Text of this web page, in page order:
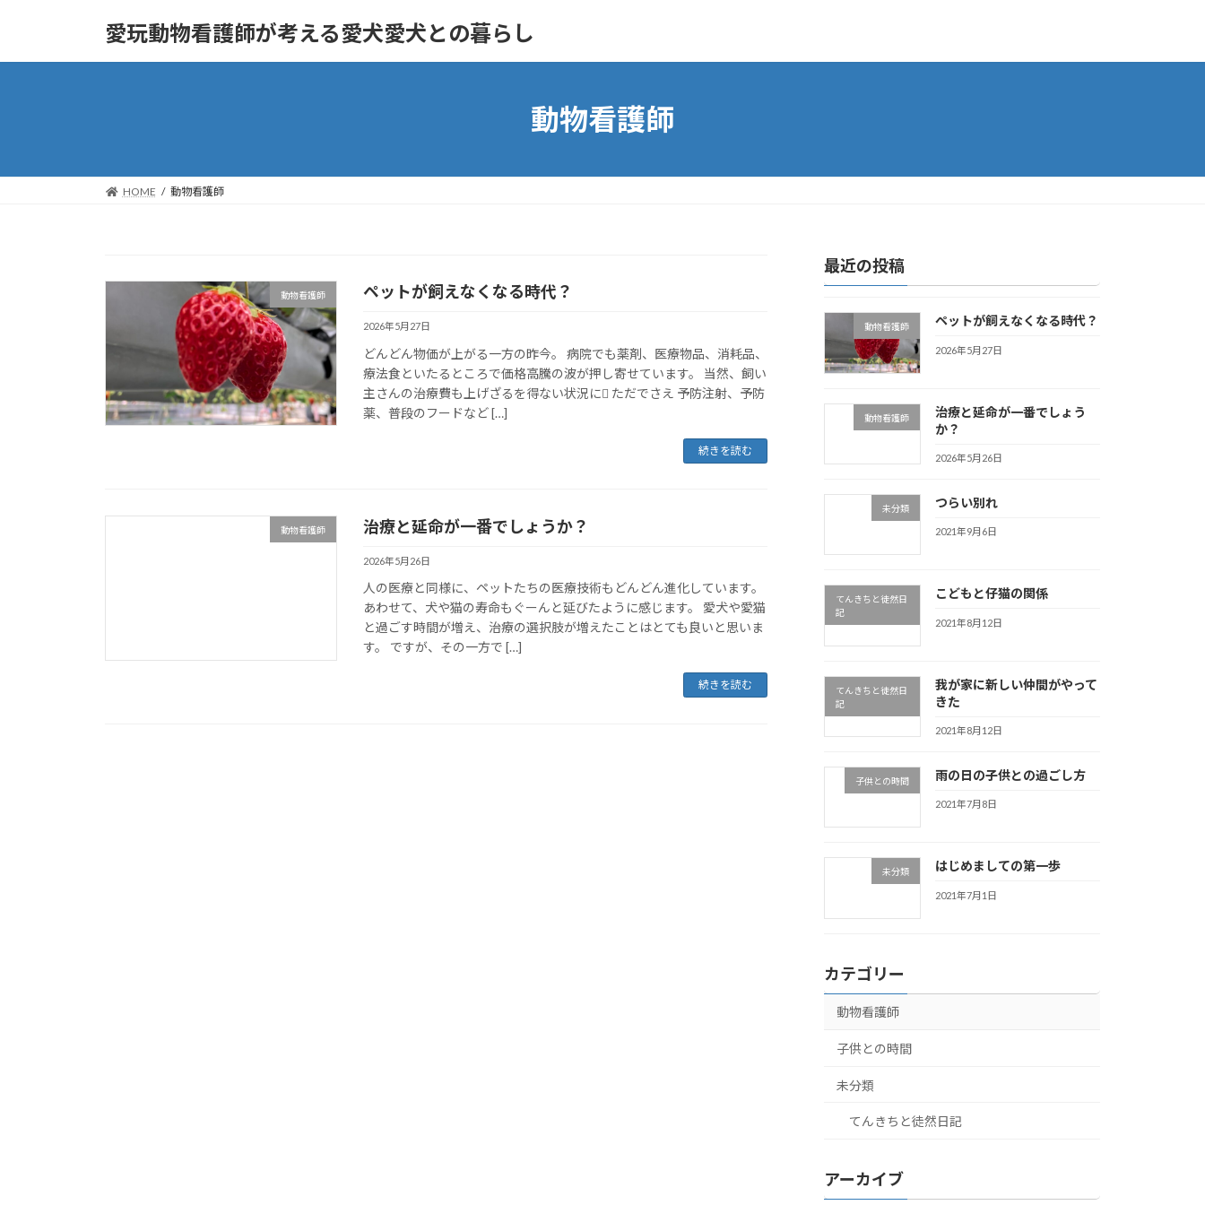
ッ
移
愛玩動物看護師が考える愛犬愛犬との暮らし
動物看護師
HOME 動物看護師
動物看護師 ペットが飼えなくなる時代？
2026年5月27日
どんどん物価が上がる一方の昨今。 病院でも薬剤、医療物品、消耗品、
療法食といたるところで価格高騰の波が押し寄せています。 当然、飼い
主さんの治療費も上げざるを得ない状況に ただでさえ 予防注射、予防
薬、普段のフードなど […]
続きを読む
動物看護師 治療と延命が一番でしょうか？
2026年5月26日
人の医療と同様に、ペットたちの医療技術もどんどん進化しています。
あわせて、犬や猫の寿命もぐーんと延びたように感じます。 愛犬や愛猫
と過ごす時間が増え、治療の選択肢が増えたことはとても良いと思いま
す。 ですが、その一方で […]
続きを読む
最近の投稿
動物看護師 ペットが飼えなくなる時代？
2026年5月27日
動物看護師
治療と延命が一番でしょう
か？
2026年5月26日
未分類 つらい別れ
2021年9月6日
てんきちと徒然日
記
こどもと仔猫の関係
2021年8月12日
てんきちと徒然日
記
我が家に新しい仲間がやって
きた
2021年8月12日
子供との時間 雨の日の子供との過ごし方
2021年7月8日
未分類 はじめましての第一歩
2021年7月1日
カテゴリー
動物看護師
子供との時間
未分類
てんきちと徒然日記
アーカイブ